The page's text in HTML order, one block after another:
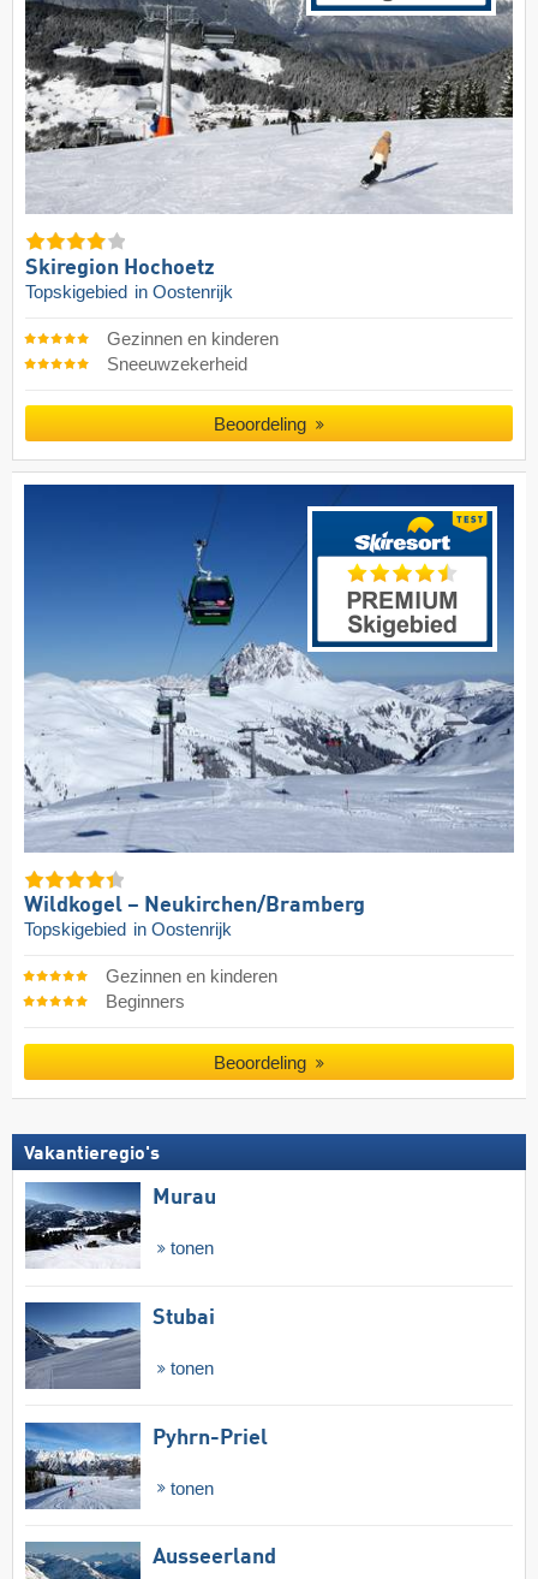
Skiregion Hochoetz
Topskigebied in Oostenrijk
Gezinnen en kinderen
Sneeuwzekerheid
Beoordeling
Wildkogel – Neukirchen/​Bramberg
Topskigebied in Oostenrijk
Gezinnen en kinderen
Beginners
Beoordeling
Vakantieregio's
Murau
tonen
Stubai
tonen
Pyhrn-Priel
tonen
Ausseerland